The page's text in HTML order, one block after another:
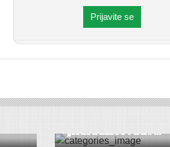
Prijavite se
u
DRUŠTVO|VESTI|SREMSKA
„Karadžićeva&#...